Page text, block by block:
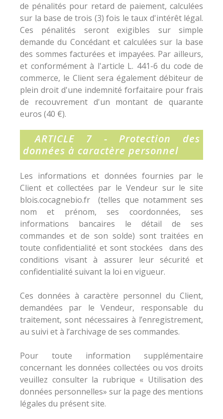
de pénalités pour retard de paiement, calculées
sur la base de trois (3) fois le taux d'intérêt légal.
Ces pénalités seront exigibles sur simple
demande du Concédant et calculées sur la base
des sommes facturées et impayées. Par ailleurs,
et conformément à l'article L. 441-6 du code de
commerce, le Client sera également débiteur de
plein droit d'une indemnité forfaitaire pour frais
de recouvrement d'un montant de quarante
euros (40 €).
ARTICLE 7 - Protection des
données à caractère personnel
Les informations et données fournies par le
Client et collectées par le Vendeur sur le site
blois.cocagnebio.fr (telles que notamment ses
nom et prénom, ses coordonnées, ses
informations bancaires le détail de ses
commandes et de son solde) sont traitées en
toute confidentialité et sont stockées dans des
conditions visant à assurer leur sécurité et
confidentialité suivant la loi en vigueur.
Ces données à caractère personnel du Client,
demandées par le Vendeur, responsable du
traitement, sont nécessaires à l’enregistrement,
au suivi et à l’archivage de ses commandes.
Pour toute information supplémentaire
concernant les données collectées ou vos droits
veuillez consulter la rubrique « Utilisation des
données personnelles» sur la page des mentions
légales du présent site.